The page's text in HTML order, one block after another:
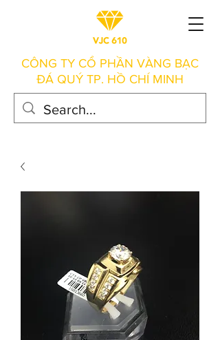
CÔNG TY CỔ PHẦN VÀNG BẠC
ĐÁ QUÝ TP. HỒ CHÍ MINH